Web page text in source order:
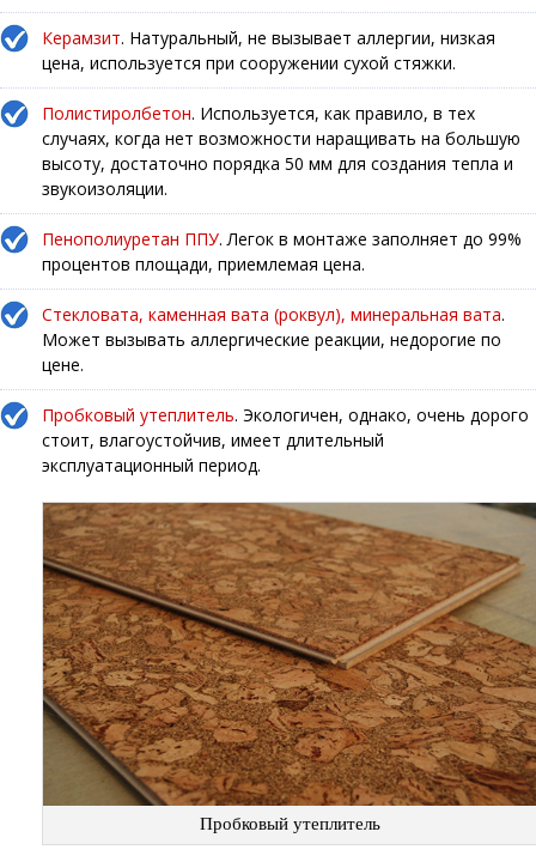
Керамзит. Натуральный, не вызывает аллергии, низкая
цена, используется при сооружении сухой стяжки.
Полистиролбетон. Используется, как правило, в тех
случаях, когда нет возможности наращивать на большую
высоту, достаточно порядка 50 мм для создания тепла и
звукоизоляции.
Пенополиуретан ППУ. Легок в монтаже заполняет до 99%
процентов площади, приемлемая цена.
Стекловата, каменная вата (роквул), минеральная вата.
Может вызывать аллергические реакции, недорогие по
цене.
Пробковый утеплитель. Экологичен, однако, очень дорого
стоит, влагоустойчив, имеет длительный
эксплуатационный период.
Пробковый утеплитель